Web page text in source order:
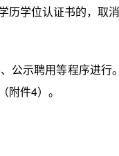
学位认证书的，取消
示聘用等程序进行
件4）。